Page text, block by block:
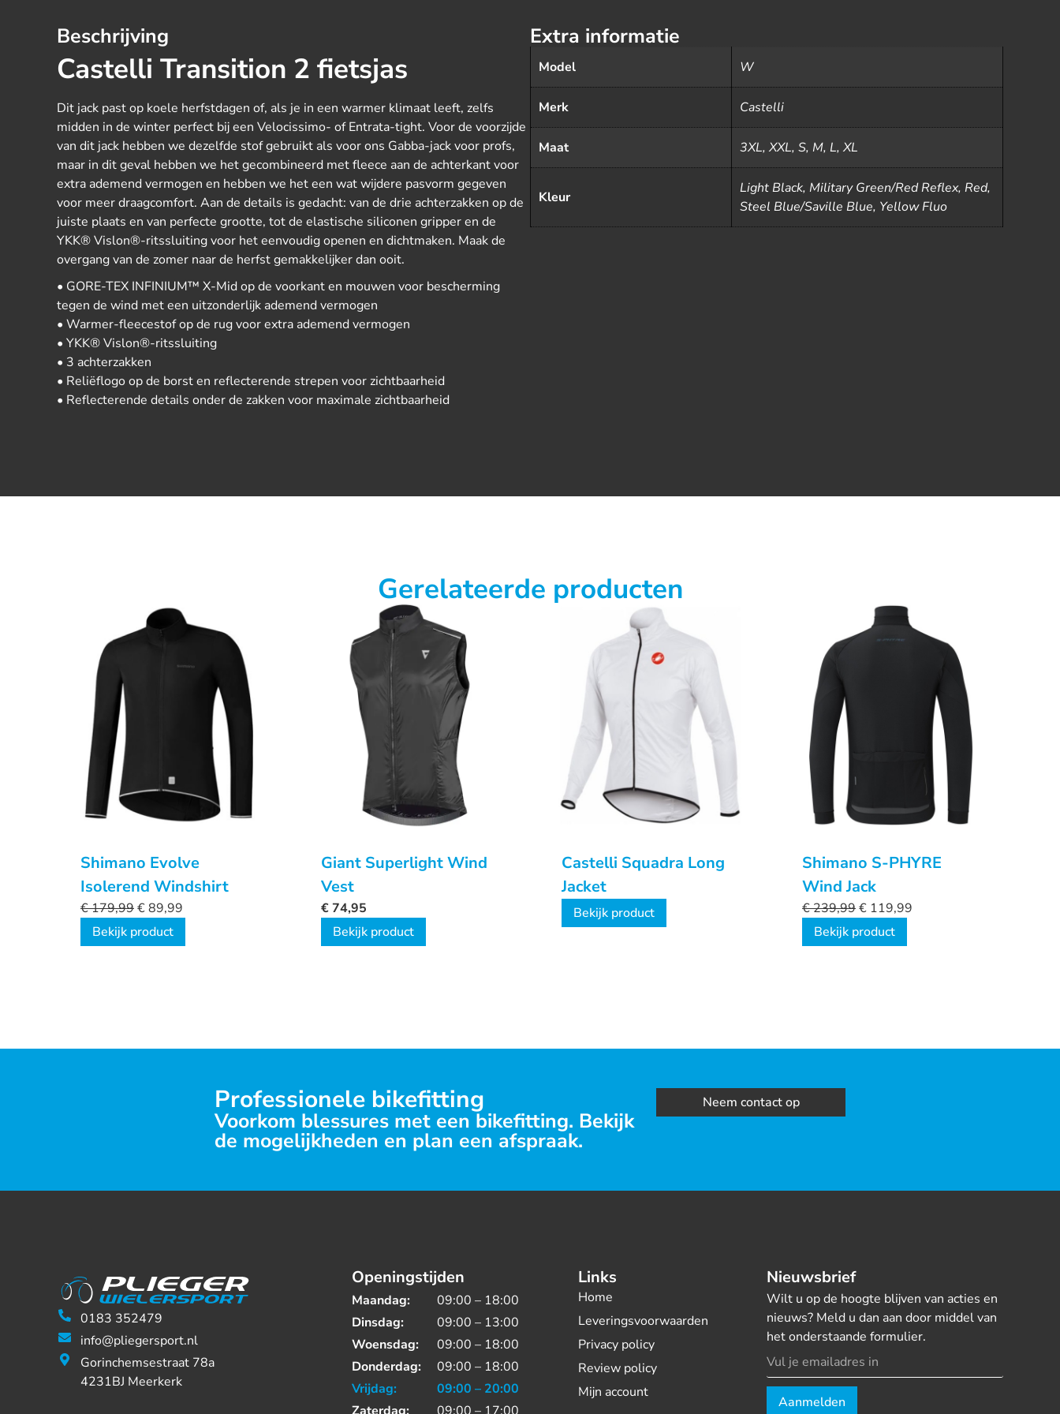
Beschrijving
Castelli Transition 2 fietsjas
Dit jack past op koele herfstdagen of, als je in een warmer klimaat leeft, zelfs
midden in de winter perfect bij een Velocissimo- of Entrata-tight. Voor de voorzijde
van dit jack hebben we dezelfde stof gebruikt als voor ons Gabba-jack voor profs,
maar in dit geval hebben we het gecombineerd met fleece aan de achterkant voor
extra ademend vermogen en hebben we het een wat wijdere pasvorm gegeven
voor meer draagcomfort. Aan de details is gedacht: van de drie achterzakken op de
juiste plaats en van perfecte grootte, tot de elastische siliconen gripper en de
YKK® Vislon®-ritssluiting voor het eenvoudig openen en dichtmaken. Maak de
overgang van de zomer naar de herfst gemakkelijker dan ooit.
• GORE-TEX INFINIUM™ X-Mid op de voorkant en mouwen voor bescherming
tegen de wind met een uitzonderlijk ademend vermogen
• Warmer-fleecestof op de rug voor extra ademend vermogen
• YKK® Vislon®-ritssluiting
• 3 achterzakken
• Reliëflogo op de borst en reflecterende strepen voor zichtbaarheid
• Reflecterende details onder de zakken voor maximale zichtbaarheid
Extra informatie
Model W
Merk Castelli
Maat 3XL, XXL, S, M, L, XL
Kleur
Light Black, Military Green/Red Reflex, Red,
Steel Blue/Saville Blue, Yellow Fluo
Gerelateerde producten
Shimano Evolve
Isolerend Windshirt
€179,99€89,99
Bekijk product
Giant Superlight Wind
Vest
€74,95
Bekijk product
Castelli Squadra Long
Jacket
Bekijk product
Shimano S-PHYRE
Wind Jack
€239,99€ 119,99
Bekijk product
Professionele bikefitting
Voorkom blessures met een bikefitting. Bekijk
de mogelijkheden en plan een afspraak.
Neem contact op
0183 352479
info@pliegersport.nl
Gorinchemsestraat 78a
4231BJ Meerkerk
Openingstijden
Maandag:
09:00 – 18:00
Dinsdag:
09:00 – 13:00
Woensdag:
09:00 – 18:00
Donderdag:
09:00 – 18:00
Vrijdag:
09:00 – 20:00
Links
Home
Leveringsvoorwaarden
Privacy policy
Review policy
Mijn account
Nieuwsbrief
Wilt u op de hoogte blijven van acties en
nieuws? Meld u dan aan door middel van
het onderstaande formulier.
Aanmelden